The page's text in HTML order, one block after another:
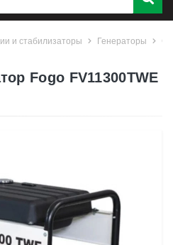
и стабилизаторы Генераторы
Fogo FV11300TWE